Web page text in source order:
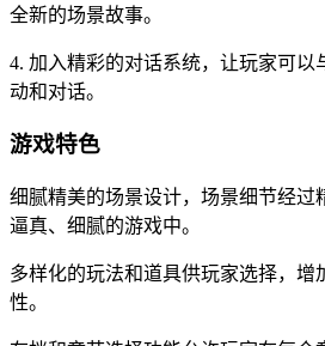
全新的场景故事。
4. 加入精彩的对话系统，让玩家可以
动和对话。
游戏特色
细腻精美的场景设计，场景细节经过
逼真、细腻的游戏中。
多样化的玩法和道具供玩家选择，增
性。